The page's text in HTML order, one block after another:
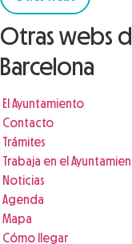
Otras webs
Barcelona
El Ayuntamiento
Contacto
Trámites
Trabaja en el
Noticias
Agenda
Mapa
Cómo llegar